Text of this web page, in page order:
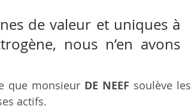
de valeur et uniques à
nous n’en avons
que monsieur DE NEEF soulève les
actifs.